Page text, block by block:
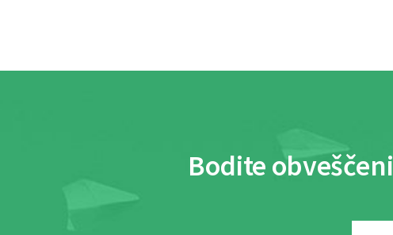
Bodite obveščeni